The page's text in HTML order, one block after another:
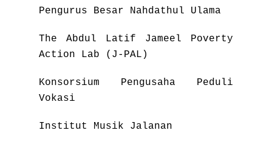
Pengurus Besar Nahdathul Ulama
The Abdul Latif Jameel Poverty
Action Lab (J-PAL)
Konsorsium Pengusaha Peduli
Vokasi
Institut Musik Jalanan